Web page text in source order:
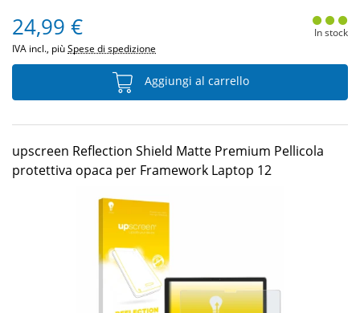
24,99 €
IVA incl., piùSpese di spedizione
In stock
Aggiungi al carrello
upscreen Reflection Shield Matte Premium Pellicola
protettiva opaca per Framework Laptop 12